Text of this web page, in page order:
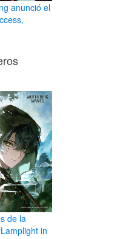
anunció el
de la
in